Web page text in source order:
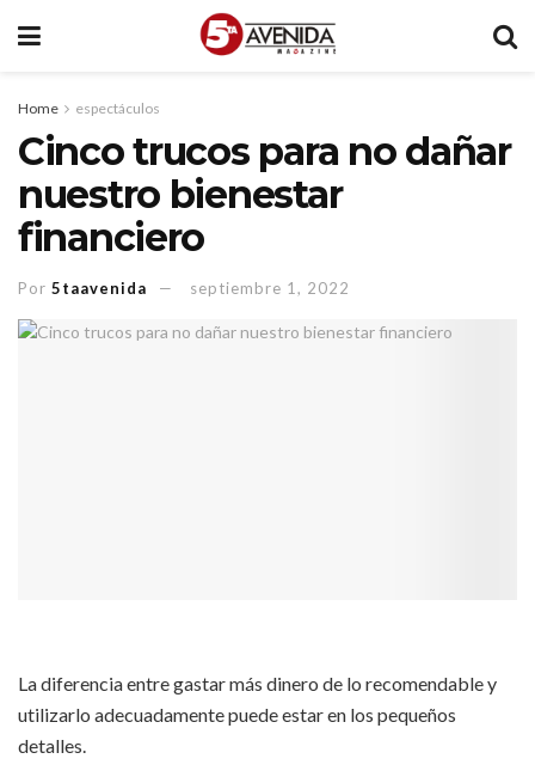
Home espectáculos
Cinco trucos para no dañar
nuestro bienestar
financiero
Por 5taavenida septiembre 1, 2022
La diferencia entre gastar más dinero de lo recomendable y
utilizarlo adecuadamente puede estar en los pequeños
detalles.